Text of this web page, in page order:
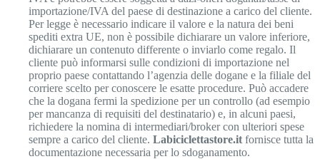
importazione/IVA del paese di destinazione a carico del cliente.
Per legge è necessario indicare il valore e la natura dei beni
spediti extra UE, non è possibile dichiarare un valore inferiore,
dichiarare un contenuto differente o inviarlo come regalo. Il
cliente può informarsi sulle condizioni di importazione nel
proprio paese contattando l’agenzia delle dogane e la filiale del
corriere scelto per conoscere le esatte procedure. Può accadere
che la dogana fermi la spedizione per un controllo (ad esempio
per mancanza di requisiti del destinatario) e, in alcuni paesi,
richiedere la nomina di intermediari/broker con ulteriori spese
sempre a carico del cliente. Labiciclettastore.it fornisce tutta la
documentazione necessaria per lo sdoganamento.